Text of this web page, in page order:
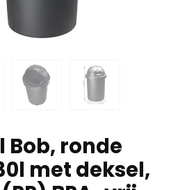
Bob, ronde
met deksel,